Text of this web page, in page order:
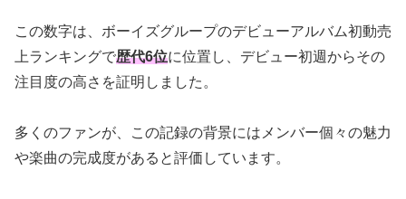
この数字は、ボーイズグループのデビューアルバム初動売
上ランキングで歴代6位に位置し、デビュー初週からその
注目度の高さを証明しました。
多くのファンが、この記録の背景にはメンバー個々の魅力
や楽曲の完成度があると評価しています。